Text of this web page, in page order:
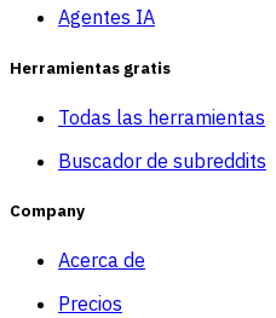
Agentes IA
Herramientas gratis
Todas las herramientas
Buscador de subreddits
Company
Acerca de
Precios